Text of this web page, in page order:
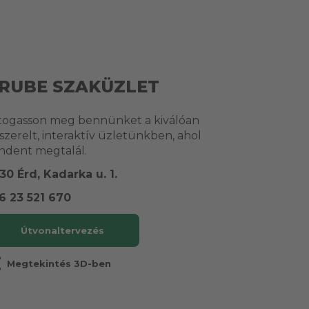
SZAKÜZLET
meg bennünket a kiválóan
interaktív üzletünkben, ahol
megtalál.
Érd, Kadarka u. 1.
23 521 670
Útvonaltervezés
Megtekintés 3D-ben